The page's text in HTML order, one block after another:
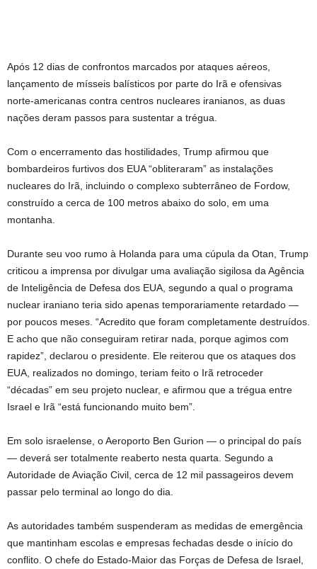
Após 12 dias de confrontos marcados por ataques aéreos,
lançamento de mísseis balísticos por parte do Irã e ofensivas
norte-americanas contra centros nucleares iranianos, as duas
nações deram passos para sustentar a trégua.
Com o encerramento das hostilidades, Trump afirmou que
bombardeiros furtivos dos EUA “obliteraram” as instalações
nucleares do Irã, incluindo o complexo subterrâneo de Fordow,
construído a cerca de 100 metros abaixo do solo, em uma
montanha.
Durante seu voo rumo à Holanda para uma cúpula da Otan, Trump
criticou a imprensa por divulgar uma avaliação sigilosa da Agência
de Inteligência de Defesa dos EUA, segundo a qual o programa
nuclear iraniano teria sido apenas temporariamente retardado —
por poucos meses. “Acredito que foram completamente destruídos.
E acho que não conseguiram retirar nada, porque agimos com
rapidez”, declarou o presidente. Ele reiterou que os ataques dos
EUA, realizados no domingo, teriam feito o Irã retroceder
“décadas” em seu projeto nuclear, e afirmou que a trégua entre
Israel e Irã “está funcionando muito bem”.
Em solo israelense, o Aeroporto Ben Gurion — o principal do país
— deverá ser totalmente reaberto nesta quarta. Segundo a
Autoridade de Aviação Civil, cerca de 12 mil passageiros devem
passar pelo terminal ao longo do dia.
As autoridades também suspenderam as medidas de emergência
que mantinham escolas e empresas fechadas desde o início do
conflito. O chefe do Estado-Maior das Forças de Defesa de Israel,